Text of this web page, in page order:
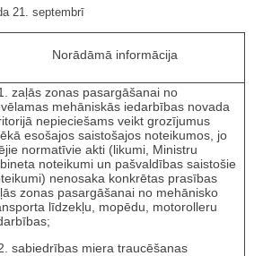
21. septembrī
Norādāmā informācija
zaļās zonas pasargāšanai no
mehāniskās iedarbības novada
nepieciešams veikt grozījumus
esošajos saistošajos noteikumos, jo
normatīvie akti (likumi, Ministru
noteikumi un pašvaldības saistošie
nenosaka konkrētas prasības
zonas pasargāšanai no mehānisko
līdzekļu, mopēdu, motorolleru
sabiedrības miera traucēšanas